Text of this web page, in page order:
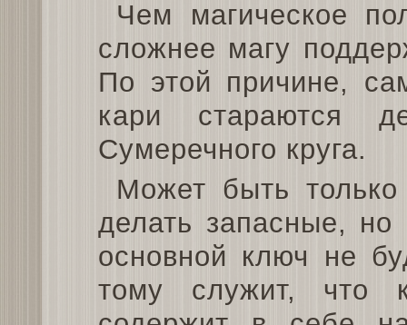
Чем магическое
сложнее магу
По этой причине,
кари стараются
Сумеречного круга.
Может быть
делать запасные, но
основной ключ не
тому служит, что